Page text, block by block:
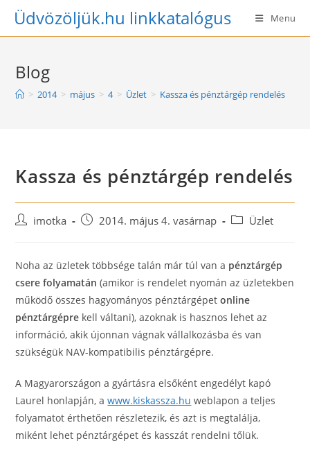
SkipÜdvözöljük.hu linkkatalógus Menu
Blog
> 2014 > május > 4 > Üzlet > Kassza és pénztárgép rendelés
Kassza és pénztárgép rendelés
Postimotka
Post2014. május 4. vasárnap
PostÜzlet
Noha az üzletek többsége talán már túl van a pénztárgép
csere folyamatán (amikor is rendelet nyomán az üzletekben
működő összes hagyományos pénztárgépetonline
pénztárgépre kell váltani), azoknak is hasznos lehet az
információ, akik újonnan vágnak vállalkozásba és van
szükségük NAV-kompatibilis pénztárgépre.
A Magyarországon a gyártásra elsőként engedélyt kapó
Laurel honlapján, awww.kiskassza.hu weblapon a teljes
folyamatot érthetően részletezik, és azt is megtalálja,
miként lehet pénztárgépet és kasszát rendelni tőlük.